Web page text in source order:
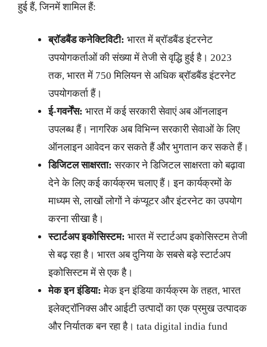
हुई हैं, जिनमें शामिल हैं:
ब्रॉडबैंड कनेक्टिविटी: भारत में ब्रॉडबैंड इंटरनेट
उपयोगकर्ताओं की संख्या में तेजी से वृद्धि हुई है। 2023
तक, भारत में 750 मिलियन से अधिक ब्रॉडबैंड इंटरनेट
उपयोगकर्ता हैं।
ई-गवर्नेंस: भारत में कई सरकारी सेवाएं अब ऑनलाइन
उपलब्ध हैं। नागरिक अब विभिन्न सरकारी सेवाओं के लिए
ऑनलाइन आवेदन कर सकते हैं और भुगतान कर सकते हैं।
डिजिटल साक्षरता: सरकार ने डिजिटल साक्षरता को बढ़ावा
देने के लिए कई कार्यक्रम चलाए हैं। इन कार्यक्रमों के
माध्यम से, लाखों लोगों ने कंप्यूटर और इंटरनेट का उपयोग
करना सीखा है।
स्टार्टअप इकोसिस्टम: भारत में स्टार्टअप इकोसिस्टम तेजी
से बढ़ रहा है। भारत अब दुनिया के सबसे बड़े स्टार्टअप
इकोसिस्टम में से एक है।
मेक इन इंडिया: मेक इन इंडिया कार्यक्रम के तहत, भारत
इलेक्ट्रॉनिक्स और आईटी उत्पादों का एक प्रमुख उत्पादक
और निर्यातक बन रहा है। tata digital india fund